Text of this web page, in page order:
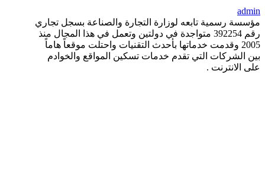
admin
مؤسسة رسمية تابعه لوزارة التجارة والصناعة بسجل تجاري
رقم 392254 متواجدة في دولتين وتعمل في هذا المجال منذ
2005 وقدمت خدماتها بأحدث التقنيات واحتلت موقعاً هاماً
بين الشركات التي تقدم خدمات تسكين المواقع والخوادم
على الانترنت .